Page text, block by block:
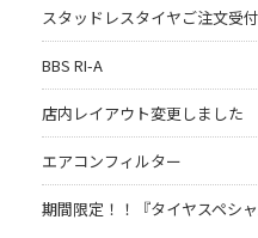
スタッドレスタイヤご注文受
BBS RI-A
店内レイアウト変更しました
エアコンフィルター
期間限定！！『タイヤスペシ